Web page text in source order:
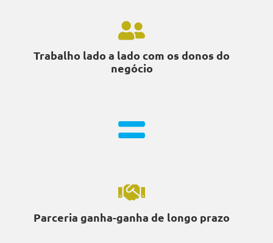
Trabalho lado a lado com os donos do
negócio
Parceria ganha-ganha de longo prazo